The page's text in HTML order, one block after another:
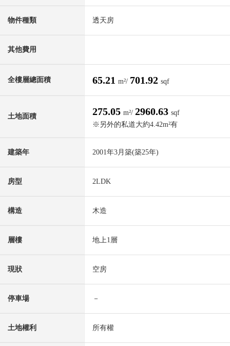
物件種類 透天房
其他費用
全樓層總面積 65.21 m²/ 701.92 sqf
土地面積 275.05 m²/ 2960.63 sqf
※另外的私道大約4.42m²有
建築年 2001年3月築(築25年)
房型 2LDK
構造 木造
層樓 地上1層
現狀 空房
停車場 －
土地權利 所有權